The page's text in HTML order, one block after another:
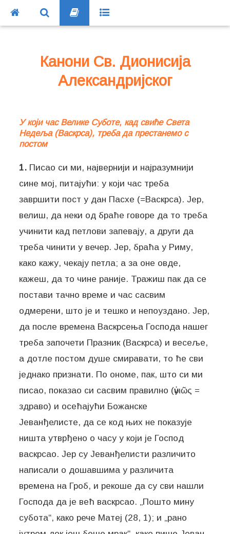
Канони Св. Дионисија
Александријског
У који час Велике Суботе, кад свиће Света
Недеља (Васкрса), треба да престанемо с
постом
1. Писао си ми, највернији и најразумнији
сине мој, питајући: у који час треба
завршити пост у дан Пасхе (=Васкрса). Јер,
велиш, да неки од браће говоре да то треба
учинити кад петлови запевају, а други да
треба чинити у вечер. Јер, браћа у Риму,
како кажу, чекају петла; а за оне овде,
кажеш, да то чине раније. Тражиш пак да се
постави тачно време и час сасвим
одмерени, што је и тешко и непоуздано. Јер,
да после времена Васкрсења Господа нашег
треба започети Празник (Васкрса) и весеље,
а дотле постом душе смиравати, то ће сви
једнако признати. По ономе, пак, што си ми
писао, показао си сасвим правилно (ὑγιῶς =
здраво) и осећајући Божанске
Јеванђелисте, да се код њих не показује
ништа утврђено о часу у који је Господ
васкрсао. Јер су Јеванђелисти различито
написали о дошавшима у различита
времена на Гроб, и рекоше да су сви нашли
Господа да је већ васкрсао. „Пошто мину
субота“, како рече Матеј (28, 1); и „рано